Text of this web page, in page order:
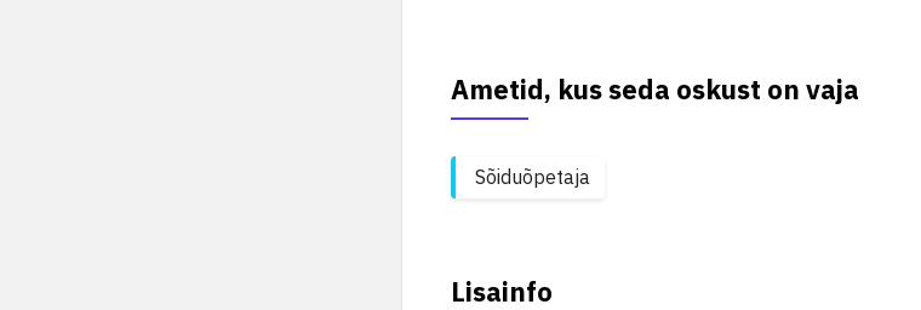
Ametid, kus seda oskust on vaja
Sõiduõpetaja
Lisainfo